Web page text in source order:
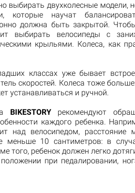
выбирать двухколесные модели,
которые научат
должна быть закрытой.
выбирать велосипеды с
крыльями. Колеса, как
классах уже бывает
скоростей. Колеса тоже
устанавливаться и ручной.
BIKESTORYрекомендуют
каждого ребенка.
над велосипедом,
10 сантиметров: в
того, ребенок должен легко
при педалировании,